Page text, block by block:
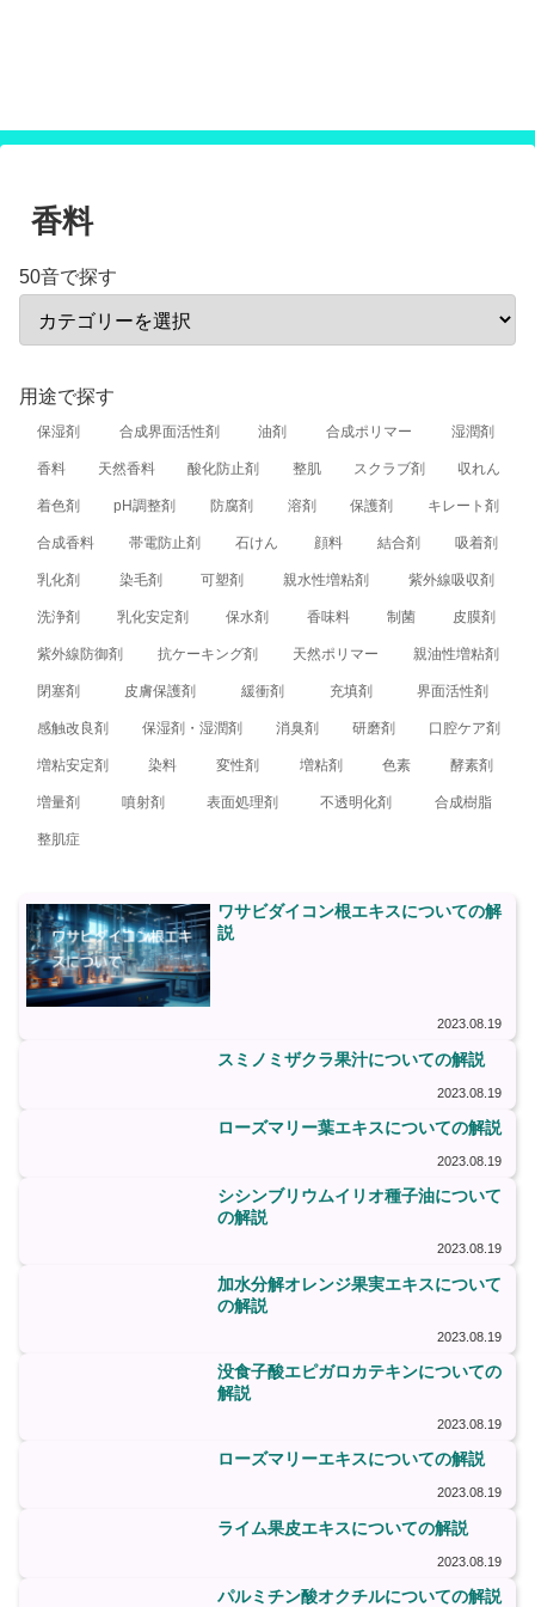
香料
50音で探す
用途で探す
保湿剤 合成界面活性剤 油剤 合成ポリマー 湿潤剤
香料 天然香料 酸化防止剤 整肌 スクラブ剤 収れん
着色剤 pH調整剤 防腐剤 溶剤 保護剤 キレート剤
合成香料 帯電防止剤 石けん 顔料 結合剤 吸着剤
乳化剤 染毛剤 可塑剤 親水性増粘剤 紫外線吸収剤
洗浄剤 乳化安定剤 保水剤 香味料 制菌 皮膜剤
紫外線防御剤 抗ケーキング剤 天然ポリマー 親油性増粘剤
閉塞剤 皮膚保護剤 緩衝剤 充填剤 界面活性剤
感触改良剤 保湿剤・湿潤剤 消臭剤 研磨剤 口腔ケア剤
増粘安定剤 染料 変性剤 増粘剤 色素 酵素剤
増量剤 噴射剤 表面処理剤 不透明化剤 合成樹脂
整肌症
ワサビダイコン根エキスについての解
説
2023.08.19
スミノミザクラ果汁についての解説
2023.08.19
ローズマリー葉エキスについての解説
2023.08.19
シシンブリウムイリオ種子油について
の解説
2023.08.19
加水分解オレンジ果実エキスについて
の解説
2023.08.19
没食子酸エピガロカテキンについての
解説
2023.08.19
ローズマリーエキスについての解説
2023.08.19
ライム果皮エキスについての解説
2023.08.19
パルミチン酸オクチルについての解説